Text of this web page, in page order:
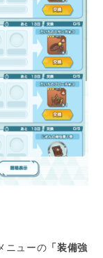
ニューの 「装備強